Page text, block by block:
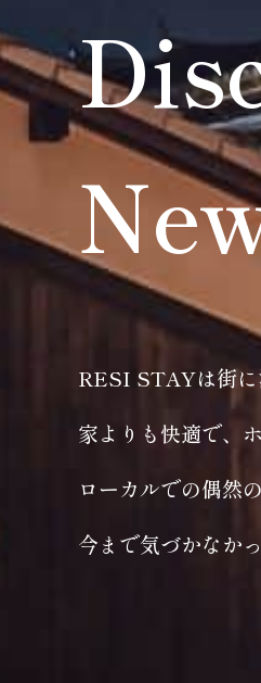
RESI STAYは街に
家よりも快適で、
ローカルでの偶然
今まで気づかなか